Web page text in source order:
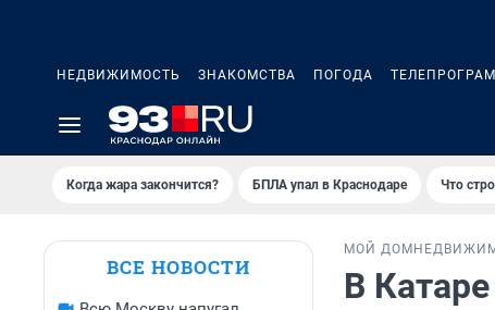
НЕДВИЖИМОСТЬ ЗНАКОМСТВА ПОГОДА
Когда жара закончится? БПЛА упал в Краснодаре Что
ВСЕ НОВОСТИ
МОЙ ДОМ
В